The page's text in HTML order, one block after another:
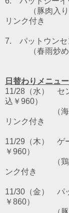
（豚肉入りタ
リンク付き
7. パットウンセ
（春雨炒め）
日替わりメニュー
11/28（水） セ
込￥960）
（海鮮バジ
リンク付き
11/29（木） ゲ
￥960）
（鶏肉入り
ンク付き
11/30（金） パ
￥860）